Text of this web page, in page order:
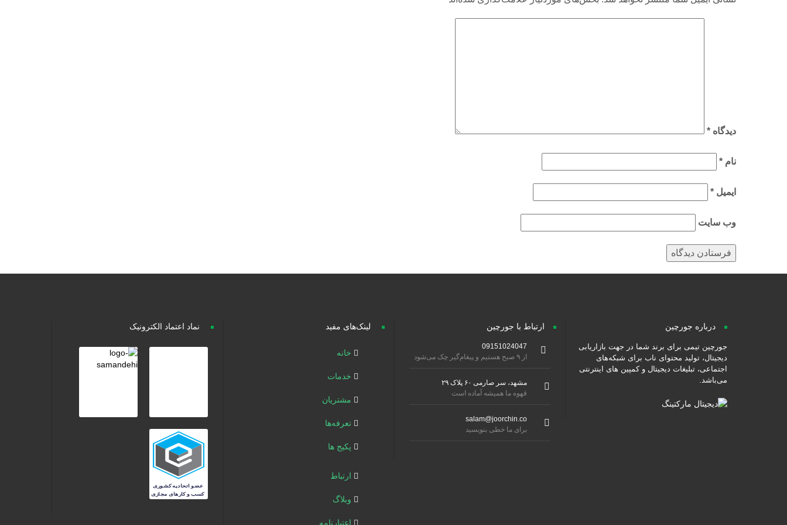
دیدگاه *
نام *
ایمیل *
وب‌ سایت
درباره جورچین
جورچین تیمی برای برند شما در جهت بازاریابی
دیجیتال، تولید محتوای ناب برای شبکه‌های
اجتماعی، تبلیغات دیجیتال و کمپین های اینترنتی
می‌باشد.
ارتباط با جورچین
09151024047
از ۹ صبح هستیم و پیغام‌گیر چک می‌شود
مشهد، سر صارمی ۶۰ پلاک ۲۹
قهوه ما همیشه آماده است
salam@joorchin.co
برای ما خطی بنویسید
لینک‌های مفید
خانه
خدمات
مشتریان
تعرفه‌ها
پکیج ها
ارتباط
وبلاگ
اعتبارنامه
نماد اعتماد الکترونیک